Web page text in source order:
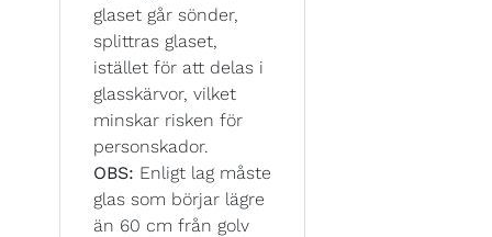
glaset går sönder,
splittras glaset,
istället för att delas i
glasskärvor, vilket
minskar risken för
personskador.
OBS: Enligt lag måste
glas som börjar lägre
än 60 cm från golv